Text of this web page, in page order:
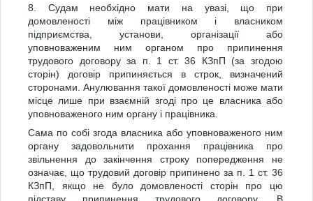
8. Судам необхідно мати на увазі, що при
домовленості між працівником і власником
підприємства, установи, організації або
уповноваженим ним органом про припинення
трудового договору за п. 1 ст. 36 КЗпП (за згодою
сторін) договір припиняється в строк, визначений
сторонами. Анулювання такої домовленості може мати
місце лише при взаємній згоді про це власника або
уповноваженого ним органу і працівника.
Сама по собі згода власника або уповноваженого ним
органу задовольнити прохання працівника про
звільнення до закінчення строку попередження не
означає, що трудовий договір припинено за п. 1 ст. 36
КЗпП, якщо не було домовленості сторін про цю